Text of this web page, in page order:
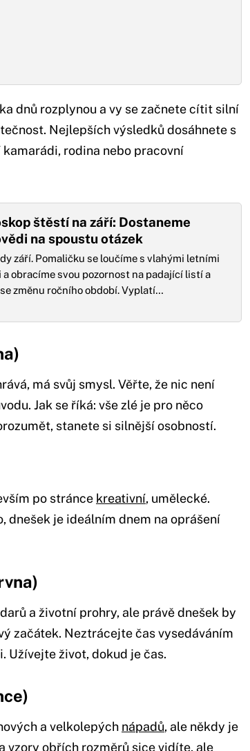
dnů rozplynou a vy se začnete cítit silní
Nejlepších výsledků dosáhnete s
rodina nebo pracovní
štěstí na září: Dostaneme
na spoustu otázek
září. Pomaličku se loučíme s vlahými letními
a obracíme svou pozornost na padající listí a
změnu ročního období. Vyplatí…
má svůj smysl. Věřte, že nic není
Jak se říká: vše zlé je pro něco
stanete si silnější osobností.
po stránce kreativní, umělecké.
dnešek je ideálním dnem na oprášení
a životní prohry, ale právě dnešek by
začátek. Neztrácejte čas vysedáváním
Užívejte život, dokud je čas.
a velkolepých nápadů, ale někdy je
vzory obřích rozměrů sice vidíte, ale